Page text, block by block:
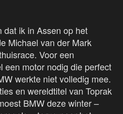
dat ik in Assen op het
Michael van der Mark
Voor een
een motor nodig die perfect
werkte niet volledig mee.
en wereldtitel van Toprak
BMW deze winter –